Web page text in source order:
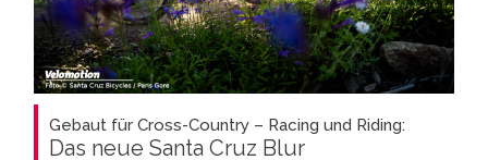
Gebaut für Cross-Country – Racing und Riding:
Das neue Santa Cruz Blur